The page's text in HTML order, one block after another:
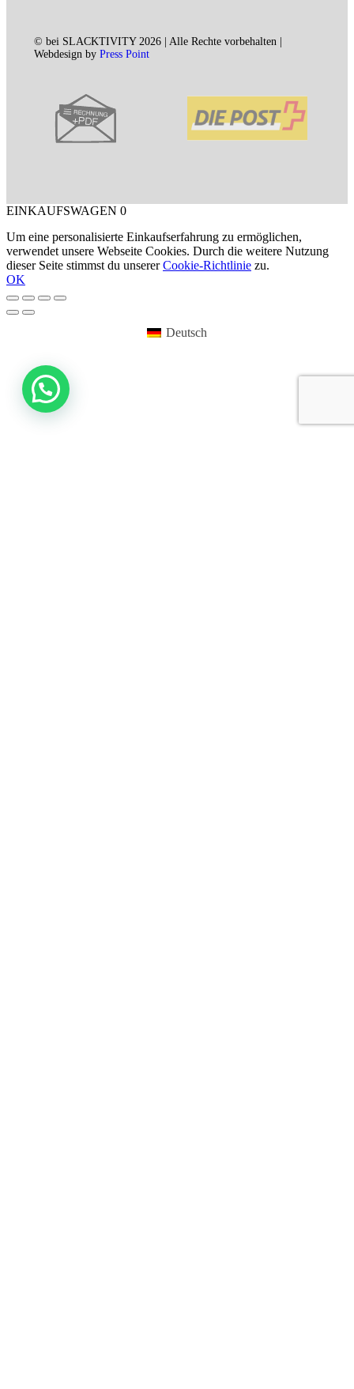
© bei SLACKTIVITY 2026 | Alle Rechte vorbehalten |
Webdesign by Press Point
EINKAUFSWAGEN 0
Um eine personalisierte Einkaufserfahrung zu ermöglichen,
verwendet unsere Webseite Cookies. Durch die weitere Nutzung
dieser Seite stimmst du unsererCookie-Richtlinie zu.
OK
Deutsch